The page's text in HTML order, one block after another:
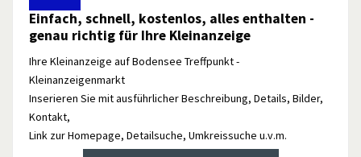
Einfach, schnell, kostenlos, alles enthalten -
genau richtig für Ihre Kleinanzeige
Ihre Kleinanzeige auf Bodensee Treffpunkt -
Kleinanzeigenmarkt
Inserieren Sie mit ausführlicher Beschreibung, Details, Bilder,
Kontakt,
Link zur Homepage, Detailsuche, Umkreissuche u.v.m.